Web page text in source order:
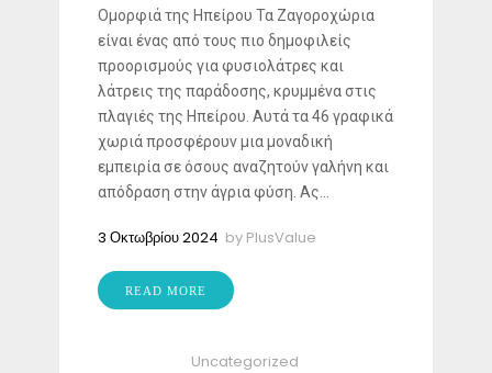
Ομορφιά της Ηπείρου Τα Ζαγοροχώρια
είναι ένας από τους πιο δημοφιλείς
προορισμούς για φυσιολάτρες και
λάτρεις της παράδοσης, κρυμμένα στις
πλαγιές της Ηπείρου. Αυτά τα 46 γραφικά
χωριά προσφέρουν μια μοναδική
εμπειρία σε όσους αναζητούν γαλήνη και
απόδραση στην άγρια φύση. Ας...
3 Οκτωβρίου 2024 by PlusValue
READ MORE
Uncategorized